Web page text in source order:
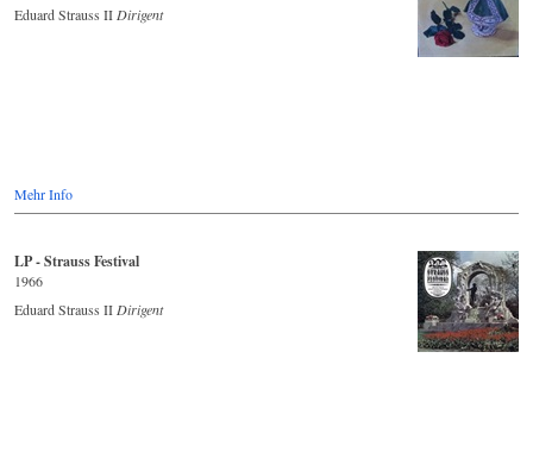
Eduard Strauss II Dirigent
Mehr Info
LP - Strauss Festival
1966
Eduard Strauss II Dirigent